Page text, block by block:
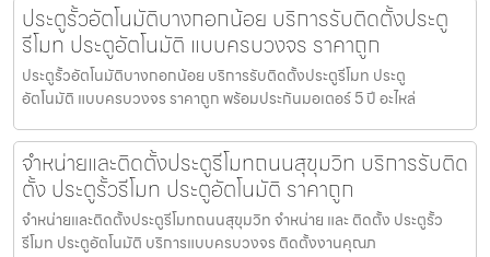
ประตูรั้วอัตโนมัติบางกอกน้อย บริการรับติดตั้งประตู
รีโมท ประตูอัตโนมัติ แบบครบวงจร ราคาถูก
ประตูรั้วอัตโนมัติบางกอกน้อย บริการรับติดตั้งประตูรีโมท ประตู
อัตโนมัติ แบบครบวงจร ราคาถูก พร้อมประกันมอเตอร์ 5 ปี อะไหล่
จำหน่ายและติดตั้งประตูรีโมทถนนสุขุมวิท บริการรับติด
ตั้ง ประตูรั้วรีโมท ประตูอัตโนมัติ ราคาถูก
จำหน่ายและติดตั้งประตูรีโมทถนนสุขุมวิท จำหน่าย และ ติดตั้ง ประตูรั้ว
รีโมท ประตูอัตโนมัติ บริการแบบครบวงจร ติดตั้งงานคุณภ